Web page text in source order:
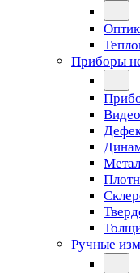
Приборы
Ручные